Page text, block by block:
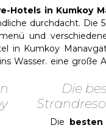
Hotels in Kumkoy
durchdacht. Die
und
in Kumkoy
Wasser. eine große
Die
Die besten